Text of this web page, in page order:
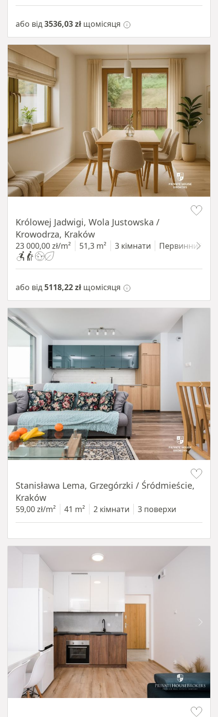
або від3536,03 zł щомісяця
Królowej Jadwigi, Wola Justowska /
Krowodrza, Kraków
23 000,00 zł/m² 51,3 m² 3 кімнати Первинний
або від5118,22 zł щомісяця
Stanisława Lema, Grzegórzki / Śródmieście,
Kraków
59,00 zł/m² 41 m² 2 кімнати 3 поверхи